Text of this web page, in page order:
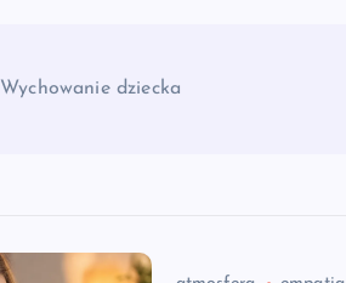
Wychowanie dziecka